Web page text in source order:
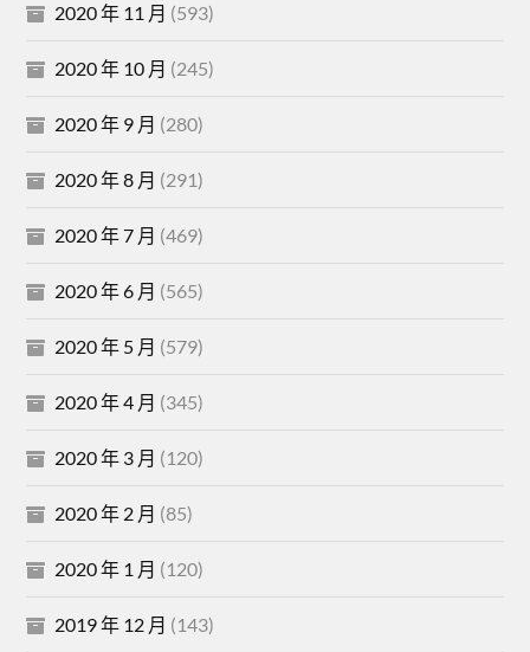
2020 年 11 月 (593)
2020 年 10 月 (245)
2020 年 9 月 (280)
2020 年 8 月 (291)
2020 年 7 月 (469)
2020 年 6 月 (565)
2020 年 5 月 (579)
2020 年 4 月 (345)
2020 年 3 月 (120)
2020 年 2 月 (85)
2020 年 1 月 (120)
2019 年 12 月 (143)